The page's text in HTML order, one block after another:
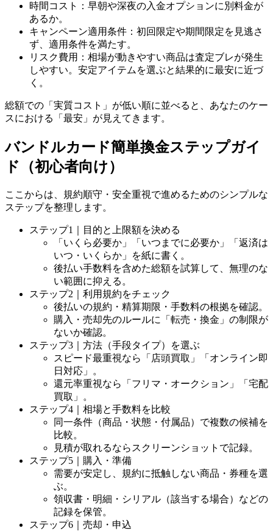
時間コスト：早朝や深夜の入金オプションに別料金が
あるか。
キャンペーン適用条件：初回限定や期間限定を見逃さ
ず、適用条件を満たす。
リスク費用：相場が動きやすい商品は査定ブレが発生
しやすい。安定アイテムを選ぶと結果的に最安に近づ
く。
総額での「実質コスト」が低い順に並べると、あなたのケー
スにおける「最安」が見えてきます。
バンドルカード簡単換金ステップガイ
ド（初心者向け）
ここからは、規約順守・安全重視で進めるためのシンプルな
ステップを整理します。
ステップ1｜目的と上限額を決める
「いくら必要か」「いつまでに必要か」「返済は
いつ・いくらか」を紙に書く。
後払い手数料を含めた総額を試算して、無理のな
い範囲に抑える。
ステップ2｜利用規約をチェック
後払いの規約・精算期限・手数料の根拠を確認。
購入・売却先のルールに「転売・換金」の制限が
ないか確認。
ステップ3｜方法（手段タイプ）を選ぶ
スピード最重視なら「店頭買取」「オンライン即
日対応」。
還元率重視なら「フリマ・オークション」「宅配
買取」。
ステップ4｜相場と手数料を比較
同一条件（商品・状態・付属品）で複数の候補を
比較。
見積が取れるならスクリーンショットで記録。
ステップ5｜購入・準備
需要が安定し、規約に抵触しない商品・券種を選
ぶ。
領収書・明細・シリアル（該当する場合）などの
記録を保管。
ステップ6｜売却・申込